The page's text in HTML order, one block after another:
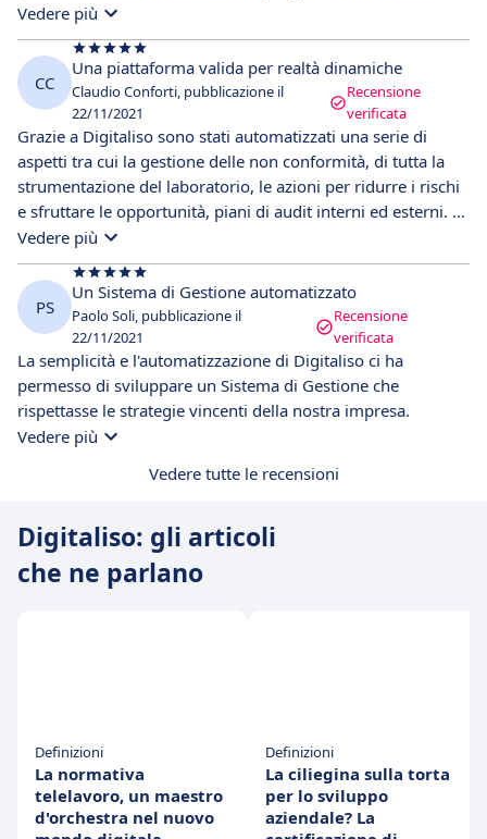
soddisfare le nostre necessità e ci ha aiutato a sviluppare le
potenzialità della nostra azienda. Consiglio Digitaliso anche
per il buon supporto e la cortesia dei tecnici e sviluppatori.
Vedere più
CC
Una piattaforma valida per realtà dinamiche
Claudio Conforti, pubblicazione il
22/11/2021
Recensione
verificata
Grazie a Digitaliso sono stati automatizzati una serie di
aspetti tra cui la gestione delle non conformità, di tutta la
strumentazione del laboratorio, le azioni per ridurre i rischi
e sfruttare le opportunità, piani di audit interni ed esterni. E'
stata offerta la possibilità di imporsi degli obiettivi annuali,
con la creazione di traguardi mensili, e la valutazione di
fornitori. Anche i manager sono rimasti soddisfatti dal
software, in particolar modo dalla sua funzione cruscotto,
che permette unna visione generale dello stato del sistema,
e dalla funzione che permette l'aggregazione delle
registrazioni puntuali del sistema.
Vedere più
PS
Un Sistema di Gestione automatizzato
Paolo Soli, pubblicazione il
22/11/2021
Recensione
verificata
La semplicità e l'automatizzazione di Digitaliso ci ha
permesso di sviluppare un Sistema di Gestione che
rispettasse le strategie vincenti della nostra impresa.
Vedere più
Vedere tutte le recensioni
Digitaliso: gli articoli
che ne parlano
Definizioni
La normativa
telelavoro, un maestro
d'orchestra nel nuovo
Definizioni
La ciliegina sulla torta
per lo sviluppo
aziendale? La